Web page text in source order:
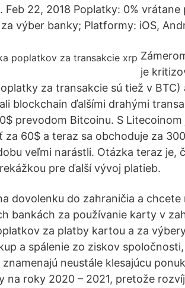
Feb 22, 2018 Poplatky: 0%
výber banky; Platformy: iOS,
je
za transakcie sú tiež v
blockchain ďalšími drahými
prevodom Bitcoinu. S
za 60$ a teraz sa obchoduje za
veľmi narástli. Otázka teraz je,
pre ďalší vývoj platieb.
dovolenku do zahraničia a
bankách za používanie karty v
za platby kartou a za
a spálenie zo ziskov
neustále klesajúcu
na roky 2020 – 2021, pretože